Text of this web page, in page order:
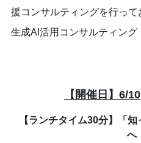
援コンサルティングを行っ
生成AI活用コンサルティング